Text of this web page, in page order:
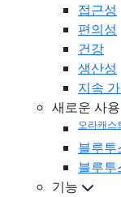
접근성
편의성
건강
생산성
지속
새로운 사
오라캐스
블루
블루
기능